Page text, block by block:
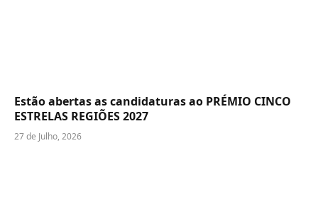
Estão abertas as candidaturas ao PRÉMIO CINCO
ESTRELAS REGIÕES 2027
27 de Julho, 2026